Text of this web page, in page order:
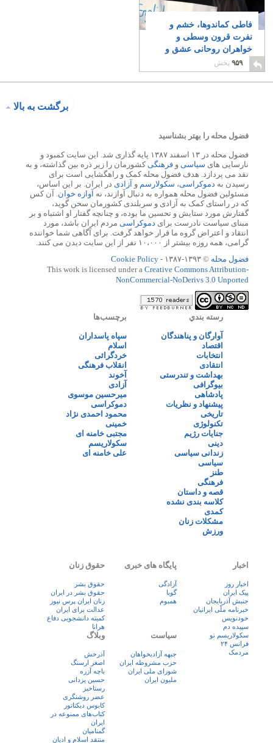
فاطی کماندوها، خشم و
نفرت قرون وسطی و
خواهران روحانی عشق و
محبت را برگزیدند
۹۵۹ پخش
برگشت به بالا
فضول محله را بهتر بشناسید
فضول محله در ۱۳ اسفند ۱۳۸۷ پایه گذاری شد. این سایت کمبود و
نارسایی های سیاسی و فرهنگیکشورمان را زیر ذره بین گذاشته، و به
نقد می پردازد. هدف فضول محله کمک و راهگشایی است برای
رسیدن به دموکراسی، سکولارسم و آزادی در ایران. بر این اساس،
مسئولین فضول محله همواره به دنبال آوازند، نه آوازه خوان. آن کس
که در راستای کمک به آزادی و سربلندی کشورمان سخن گوید،
گفتارش مورد ستایش و تحسین ما بوده، و چنانچه گفتار او اشتباه و بر
مبنای سیاست نادرست برای دموکراسی مردم ایران باشد، مورد
انتقاد و اعتراض گروه ما قرار خواهد گرفت. برای آگاهی شما خواننده
گرامی، همه روزه بیشتر از ۱۰،۰۰۰ نفر از این سایت دیدن می کنند.
فضول محله © ۱۳۹۳-۱۳۸۷ -
Cookie Policy
This work is licensed under a Creative Commons Attribution-
NonCommercial-NoDerivs 3.0 Unported
رسته بندي
آوارگان و پناهندگان
اقتصاد
انتخابات
انتقادی
بهداشت و تندرستی
بیوگرافی
پادشاهی
پیشنهاد و نظریات
تاریخی
تکنولوژی
جنایات رژیم
دینی
زندانی سیاسی
سیاسی
طنز
فرهنگی
قصه و داستان
کلاسه بندی نشده
کمدی
مشکلات زنان
ورزش
برچسب‌ها
سپاه پاسداران
اسلام
خردگرائی
انقلاب فرهنگی
آخوند
آزادی
میرحسین موسوی
دموکراسی
محمود احمدی نژاد
خمینی
مجتبی خامنه ای
سکولاریسم
علی خامنه ای
اخبار
اخبار روز
پيک ايران
جنبش آذربایجان
خبرنامه ملّی ایرانیان
خودنویس
سپیده دم
سکولاریسم نو
فرانس ۲۴
مردمک
پایگاه های خبری
آزادگی
گویا
همبوم
حقوق زنان
حقوق بشر
حقوق بشر در ایران
زنان ايران پرس نيوز
عدالت برای ایران
کمیته دانشجویی دفاع
هرانا
سیاست
جبهه آزادیخواهان
حزب مشروطه ایران
شورای ملی ایران
ملیون ایران
وبلاگ
آذرخش
اصغر ارسنگ
باچه آزره
حسین یزدانی
رستاخیز
عضر روشنگری
کابوس دیکتاتور
کتاب‌های ممنوعه در
ایران
گمنامیان
منتقد اسلام و ادیان